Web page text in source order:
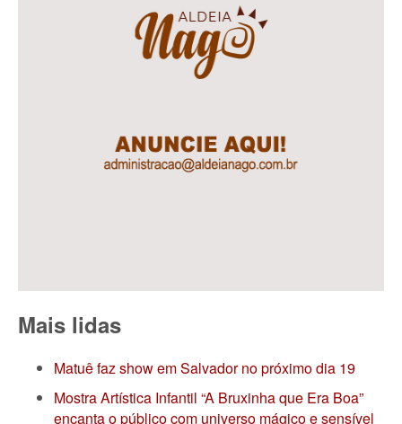
Mais lidas
Matuê faz show em Salvador no próximo dia 19
Mostra Artística Infantil “A Bruxinha que Era Boa”
encanta o público com universo mágico e sensível